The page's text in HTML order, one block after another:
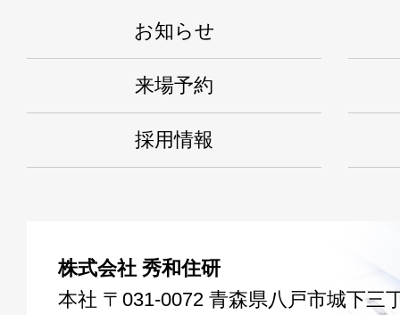
お知らせ
来場予約
採用情報
株式会社 秀和住研
本社 〒031-0072 青森県八戸市城下三